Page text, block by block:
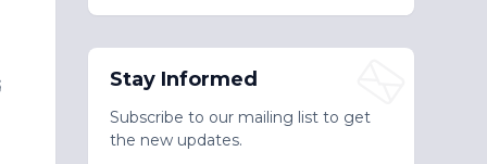
Stay Informed
Subscribe to our mailing list to get
the new updates.